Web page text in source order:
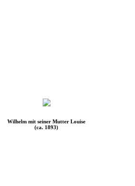
Wilhelm mit seiner Mutter Louise
(ca. 1893)